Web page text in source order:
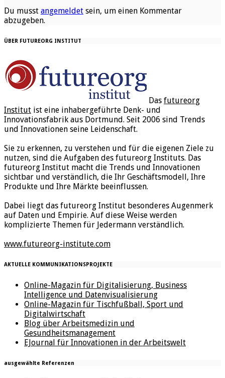
Du musst angemeldet sein, um einen Kommentar
abzugeben.
ÜBER FUTUREORG INSTITUT
Das futureorg
Institut ist eine inhabergeführte Denk- und
Innovationsfabrik aus Dortmund. Seit 2006 sind Trends
und Innovationen seine Leidenschaft.
Sie zu erkennen, zu verstehen und für die eigenen Ziele zu
nutzen, sind die Aufgaben des futureorg Instituts. Das
futureorg Institut macht die Trends und Innovationen
sichtbar und verständlich, die Ihr Geschäftsmodell, Ihre
Produkte und Ihre Märkte beeinflussen.
Dabei liegt das futureorg Institut besonderes Augenmerk
auf Daten und Empirie. Auf diese Weise werden
komplizierte Themen für Jedermann verständlich.
www.futureorg-institute.com
AKTUELLE KOMMUNIKATIONSPROJEKTE
Online-Magazin für Digitalisierung, Business
Intelligence und Datenvisualisierung
Online-Magazin für Tischfußball, Sport und
Digitalwirtschaft
Blog über Arbeitsmedizin und
Gesundheitsmanagement
EJournal für Innovationen in der Arbeitswelt
ausgewählte Referenzen